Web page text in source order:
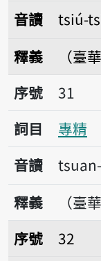
音讀
tsiú-
釋義
（臺
序號31專精
序號
31
詞目
專精
音讀
釋義
（臺
序號32精武
序號 32